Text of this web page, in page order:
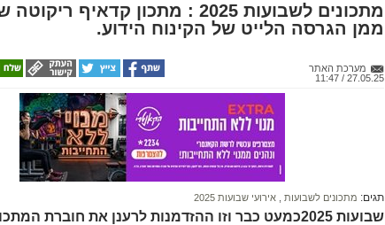
מתכונים לשבועות 2025 : מתכון קדאיף
ממן הגרסה הלייט של הקינוח הידוע.
מערכת האתר
27.05.25 / 11:47
תגים: מתכונים לשבועות אירועי שבועות 2025
שבועות 2025כמעט כבר וזו ההזדמנות לרענן את חוברת